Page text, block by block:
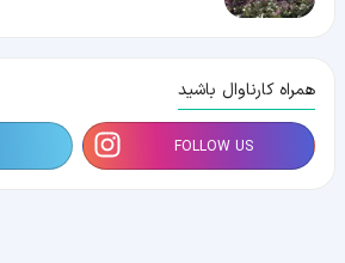
همراه کارناوال باشید
FOLLOW US